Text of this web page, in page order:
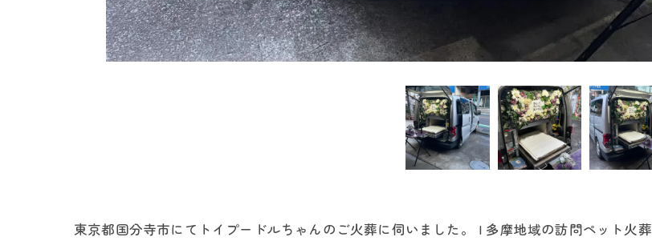
東京都国分寺市にてトイプードルちゃんのご火葬に伺いました。 | 多摩地域の訪問ペット火葬